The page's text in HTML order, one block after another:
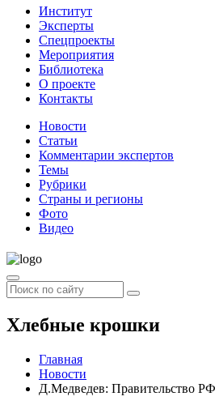
Институт
Эксперты
Спецпроекты
Мероприятия
Библиотека
О проекте
Контакты
Новости
Статьи
Комментарии экспертов
Темы
Рубрики
Страны и регионы
Фото
Видео
Хлебные крошки
Главная
Новости
Д.Медведев: Правительство РФ